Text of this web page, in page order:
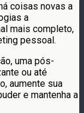
coisas novas a
a
mais completo,
pessoal.
uma pós-
ou até
aumente sua
e mantenha a